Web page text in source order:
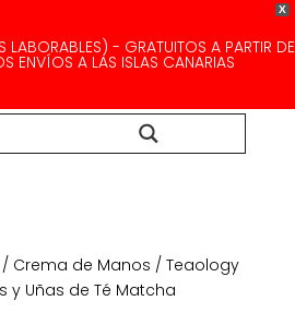
X
- GRATUITOS A PARTIR DE
ENVÍOS A LAS ISLAS CANARIAS
Crema de Manos / Teaology
y Uñas de Té Matcha